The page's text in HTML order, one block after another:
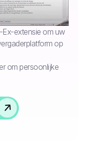
extensie om uw
op
om persoonlijke